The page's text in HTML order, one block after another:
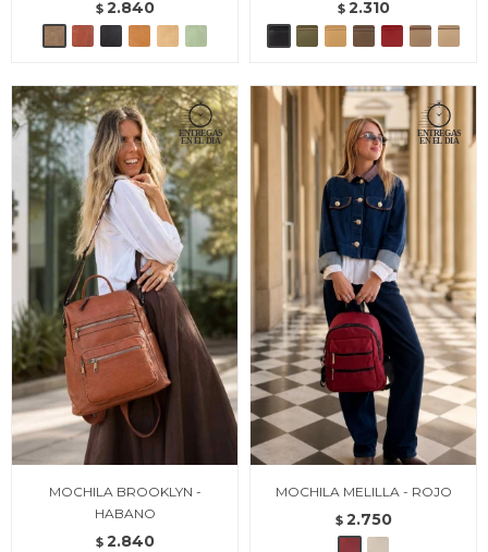
$ 2.840 $ 2.310
MOCHILA BROOKLYN -
HABANO
$ 2.840
MOCHILA MELILLA - ROJO
$ 2.750